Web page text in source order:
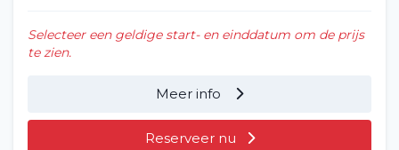
Veelgestelde vragen (FAQ)
Filialen
Selecteer een geldige start- en einddatum om de prijs
te zien.
Meer info
Reserveer nu